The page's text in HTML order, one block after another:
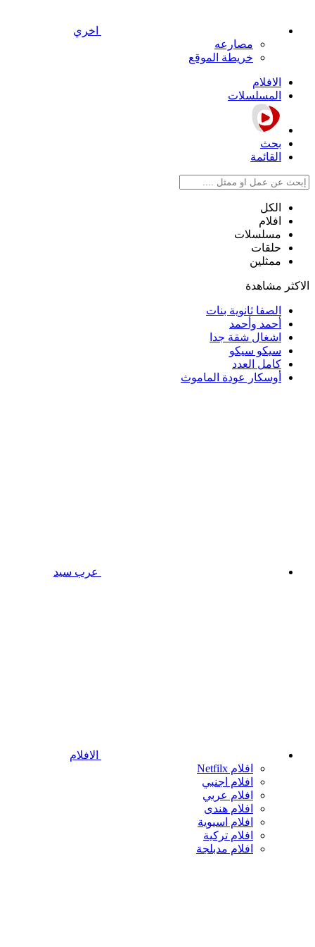
اخري
مصارعه
خريطة الموقع
الافلام
المسلسلات
بحث
القائمة
الكل
افلام
مسلسلات
حلقات
ممثلين
الاكثر مشاهدة
الصفا ثانوية بنات
أحمد وأحمد
اشغال شقة جدا
سيكو سيكو
كامل العدد
أوسكار عودة الماموث
عرب سيد
الافلام
افلام Netfilx
افلام اجنبي
افلام عربي
افلام هندى
افلام اسيوية
افلام تركية
افلام مدبلجة